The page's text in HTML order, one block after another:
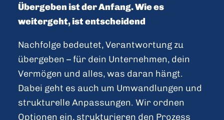
Übergeben ist der Anfang. Wie es
weitergeht, ist entscheidend
Nachfolge bedeutet, Verantwortung zu
übergeben – für dein Unternehmen, dein
Vermögen und alles, was daran hängt.
Dabei geht es auch um Umwandlungen und
strukturelle Anpassungen. Wir ordnen
Optionen ein, strukturieren den Prozess